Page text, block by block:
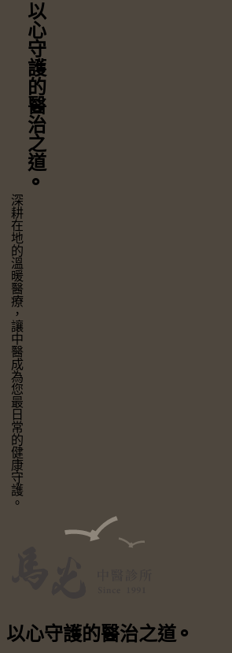
以心守護
的醫治之道
⚬
深耕在地的溫暖醫療，
讓中醫成為您最日常的健康守護。
以心守護的醫治之道 ⚬